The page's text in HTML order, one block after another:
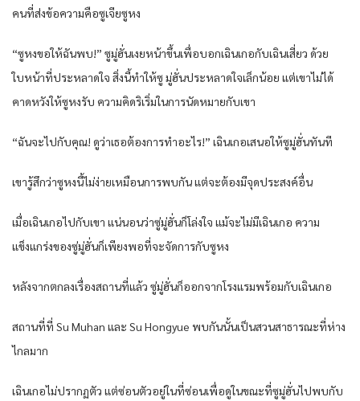
คนที่ส่งข้อความคือซูเจียซูหง
“ซูหงขอให้ฉันพบ!” ซูมู่ฮั่นเงยหน้าขึ้นเพื่อบอกเฉินเกอกับเฉินเสี่ยว ด้วย
ใบหน้าที่ประหลาดใจ สิ่งนี้ทำให้ซู มู่ฮั่นประหลาดใจเล็กน้อย แต่เขาไม่ได้
คาดหวังให้ซูหงรับ ความคิดริเริ่มในการนัดหมายกับเขา
“ฉันจะไปกับคุณ! ดูว่าเธอต้องการทำอะไร!” เฉินเกอเสนอให้ซูมู่ฮั่นทันที
เขารู้สึกว่าซูหงนี้ไม่ง่ายเหมือนการพบกัน แต่จะต้องมีจุดประสงค์อื่น
เมื่อเฉินเกอไปกับเขา แน่นอนว่าซู่มู่ฮั่นก็โล่งใจ แม้จะไม่มีเฉินเกอ ความ
แข็งแกร่งของซู่มู่ฮั่นก็เพียงพอที่จะจัดการกับซูหง
หลังจากตกลงเรื่องสถานที่แล้ว ซู่มู่ฮั่นก็ออกจากโรงแรมพร้อมกับเฉินเกอ
สถานที่ที่ Su Muhan และ Su Hongyue พบกันนั้นเป็นสวนสาธารณะที่ห่าง
ไกลมาก
เฉินเกอไม่ปรากฏตัว แต่ซ่อนตัวอยู่ในที่ซ่อนเพื่อดูในขณะที่ซูมู่ฮั่นไปพบกับ